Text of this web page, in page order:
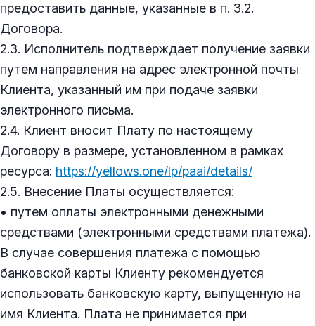
предоставить данные, указанные в п. 3.2.
Договора.
2.3. Исполнитель подтверждает получение заявки
путем направления на адрес электронной почты
Клиента, указанный им при подаче заявки
электронного письма.
2.4. Клиент вносит Плату по настоящему
Договору в размере, установленном в рамках
ресурса: https://yellows.one/lp/paai/details/
2.5. Внесение Платы осуществляется:
• путем оплаты электронными денежными
средствами (электронными средствами платежа).
В случае совершения платежа с помощью
банковской карты Клиенту рекомендуется
использовать банковскую карту, выпущенную на
имя Клиента. Плата не принимается при